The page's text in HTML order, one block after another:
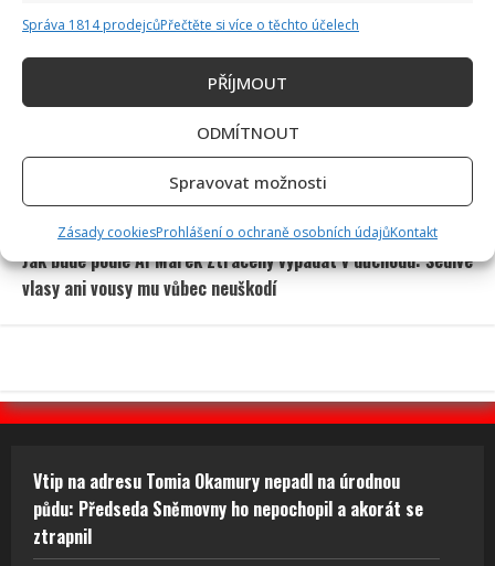
Správa 1814 prodejcůPřečtěte si více o těchto účelech
PŘÍJMOUT
ODMÍTNOUT
Spravovat možnosti
Zásady cookiesProhlášení o ochraně osobních údajůKontakt
Bolestivý moment Ivy Pazderkové na dovolené: Její video
rozesmálo i vzbudilo velký obdiv
Jak bude podle AI Marek Ztracený vypadat v důchodu: Šedivé
vlasy ani vousy mu vůbec neuškodí
Vtip na adresu Tomia Okamury nepadl na úrodnou
půdu: Předseda Sněmovny ho nepochopil a akorát se
ztrapnil